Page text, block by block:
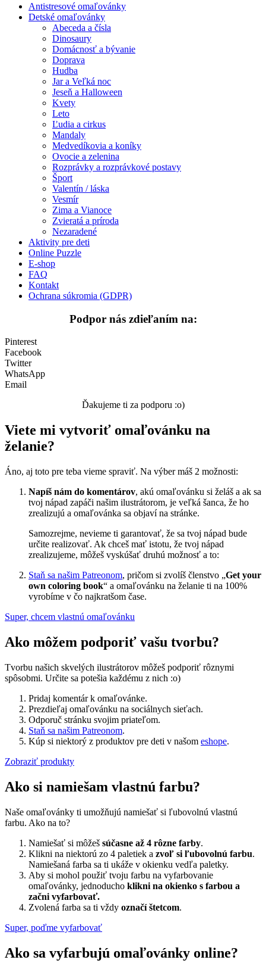
Ľudia a cirkus
Medvedíkovia a koníky
Ovocie a zelenina
Rozprávky a rozprávkové postavy
Valentín / láska
Zima a Vianoce
Zvieratá a príroda
Antistresové omaľovánky
Detské omaľovánky
Abeceda a čísla
Dinosaury
Domácnosť a bývanie
Doprava
Hudba
Jar a Veľká noc
Jeseň a Halloween
Kvety
Leto
Ľudia a cirkus
Mandaly
Medvedíkovia a koníky
Ovocie a zelenina
Rozprávky a rozprávkové postavy
Šport
Valentín / láska
Vesmír
Zima a Vianoce
Zvieratá a príroda
Nezaradené
Aktivity pre deti
Online Puzzle
E-shop
FAQ
Kontakt
Ochrana súkromia (GDPR)
Podpor nás zdieľaním na:
Pinterest
Facebook
Twitter
WhatsApp
Email
Ďakujeme ti za podporu :o)
Viete mi vytvoriť omaľovánku na
želanie?
Áno, aj toto pre teba vieme spraviť. Na výber máš 2 možnosti:
Napíš nám do komentárov, akú omaľovánku si želáš a ak sa
tvoj nápad zapáči našim ilustrátorom, je veľká šanca, že ho
zrealizujú a omaľovánka sa objaví na stránke.
Samozrejme, nevieme ti garantovať, že sa tvoj nápad bude
určite realizovať. Ak chceš mať istotu, že tvoj nápad
zrealizujeme, môžeš vyskúšať druhú možnosť a to:
Staň sa našim Patreonom, pričom si zvolíš členstvo „Get your
own coloring book“ a omaľovánku na želanie ti na 100%
vyrobíme v čo najkratšom čase.
Super, chcem vlastnú omaľovánku
Ako môžem podporiť vašu tvorbu?
Tvorbu našich skvelých ilustrátorov môžeš podporiť rôznymi
spôsobmi. Určite sa potešia každému z nich :o)
Pridaj komentár k omaľovánke.
Prezdieľaj omaľovánku na sociálnych sieťach.
Odporuč stránku svojim priateľom.
Staň sa našim Patreonom.
Kúp si niektorý z produktov pre deti v našom eshope.
Zobraziť produkty
Ako si namiešam vlastnú farbu?
Naše omaľovánky ti umožňujú namiešať si ľubovolnú vlastnú
farbu. Ako na to?
Namiešať si môžeš súčasne až 4 rôzne farby.
Klikni na niektorú zo 4 paletiek a zvoľ si ľubovolnú farbu.
Namiešaná farba sa ti ukáže v okienku vedľa paletky.
Aby si mohol použiť tvoju farbu na vyfarbovanie
omaľovánky, jednoducho klikni na okienko s farbou a
začni vyfarbovať.
Zvolená farba sa ti vždy označí štetcom.
Super, poďme vyfarbovať
Ako sa vyfarbujú omaľovánky online?